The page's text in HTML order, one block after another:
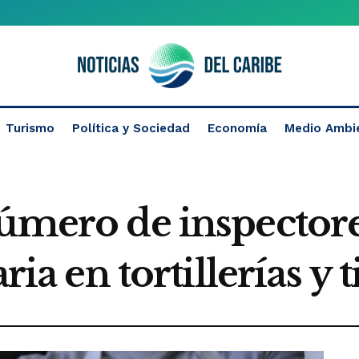
Turismo Política y Sociedad Economía Medio
de
en tortillerías y